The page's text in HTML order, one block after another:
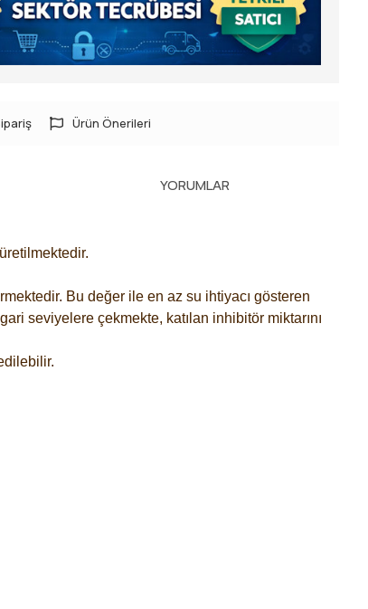
Ürün Önerileri
YORUMLAR
Bu değer ile en az su ihtiyacı gösteren
seviyelere çekmekte, katılan inhibitör miktarını